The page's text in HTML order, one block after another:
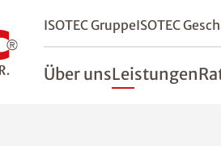
ISOTEC GruppeISOTEC
Über unsLeistungen